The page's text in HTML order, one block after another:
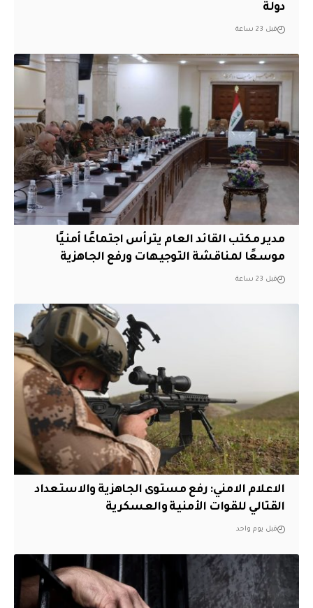
دولة
قبل 23 ساعة
مدير مكتب القائد العام يترأس اجتماعًا أمنيًا
موسعًا لمناقشة التوجيهات ورفع الجاهزية
قبل 23 ساعة
الاعلام الامني: رفع مستوى الجاهزية والاستعداد
القتالي للقوات الأمنية والعسكرية
قبل يوم واحد